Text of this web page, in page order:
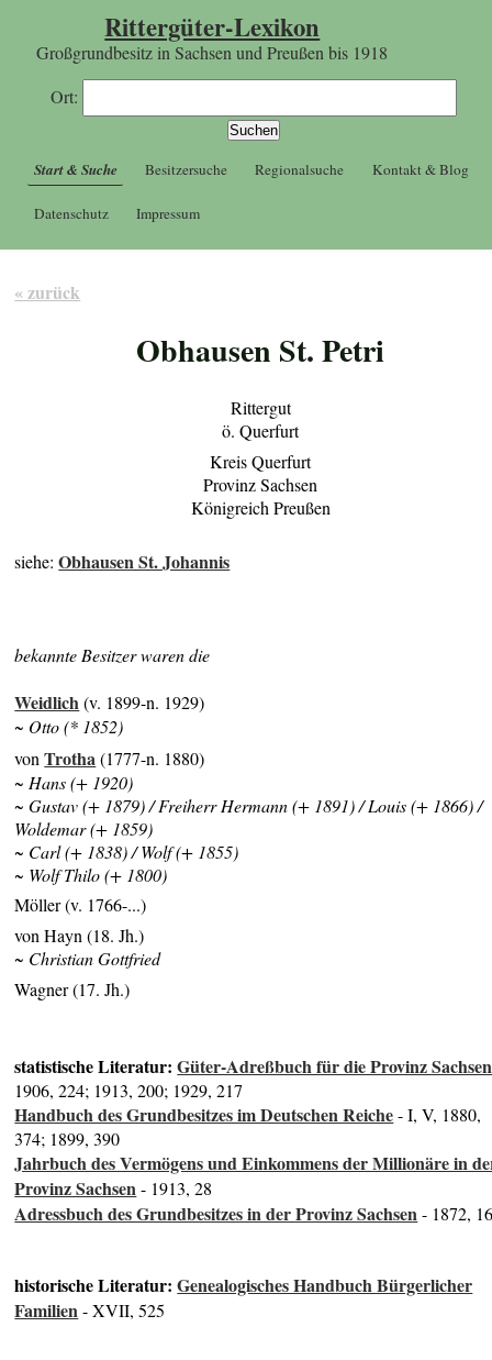
Rittergüter-Lexikon
Großgrundbesitz in Sachsen und Preußen bis 1918
Ort:
Start & Suche Besitzersuche Regionalsuche Kontakt & Blog
Datenschutz Impressum
« zurück
Obhausen St. Petri
Rittergut
ö. Querfurt
Kreis Querfurt
Provinz Sachsen
Königreich Preußen
siehe:Obhausen St. Johannis
bekannte Besitzer waren die
Weidlich(v. 1899-n. 1929)
~ Otto (* 1852)
vonTrotha(1777-n. 1880)
~ Hans (+ 1920)
~ Gustav (+ 1879) / Freiherr Hermann (+ 1891) / Louis (+ 1866) /
Woldemar (+ 1859)
~ Carl (+ 1838) / Wolf (+ 1855)
~ Wolf Thilo (+ 1800)
Möller (v. 1766-...)
von Hayn (18. Jh.)
~ Christian Gottfried
Wagner (17. Jh.)
statistische Literatur:Güter-Adreßbuch für die Provinz Sachsen
1906, 224; 1913, 200; 1929, 217
Handbuch des Grundbesitzes im Deutschen Reiche- I, V, 1880,
374; 1899, 390
Jahrbuch des Vermögens und Einkommens der Millionäre in
Provinz Sachsen- 1913, 28
Adressbuch des Grundbesitzes in der Provinz Sachsen- 1872,
historische Literatur:Genealogisches Handbuch Bürgerlicher
Familien- XVII, 525